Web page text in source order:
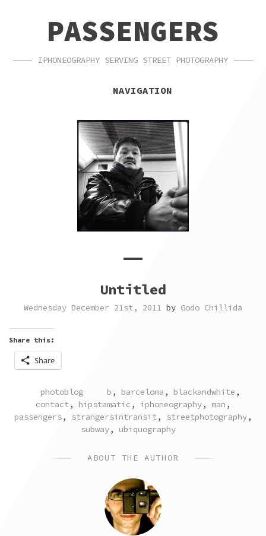
NAVIGATIONPASSENGERS
IPHONEOGRAPHY SERVING STREET PHOTOGRAPHY
NAVIGATION
Untitled
Wednesday December 21st, 2011 by Godo Chillida
Share this:
Share
POSTED
IN
photoblog TAGGED
b , barcelona , blackandwhite ,
contact, hipstamatic , iphoneography, man ,
passengers, strangersintransit, streetphotography,
subway, ubiquography
ABOUT THE AUTHOR